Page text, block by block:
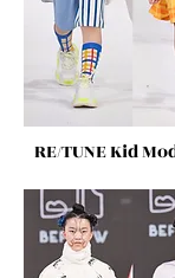
RE/TUNE Kid